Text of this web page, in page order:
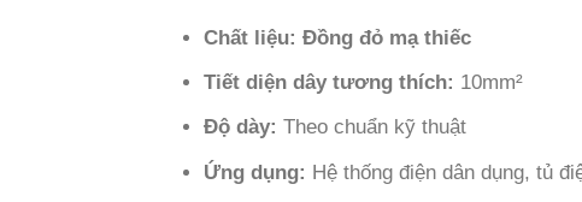
Chất liệu: Đồng đỏ mạ thiếc
Tiết diện dây tương thích: 10mm²
Độ dày: Theo chuẩn kỹ thuật
Ứng dụng: Hệ thống điện dân dụng, tủ